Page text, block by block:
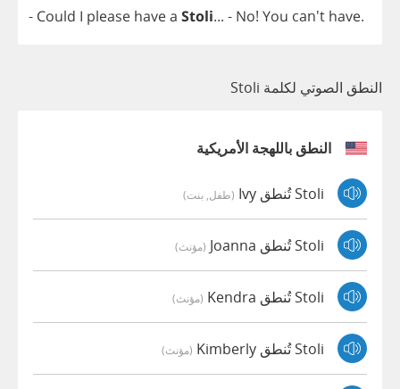
- Could I please havea Stoli... - No! You can't have.
النطق الصوتي لكلمة Stoli
النطق باللهجة الأمريكية
Stoli تُنطق Ivy (طفل, بنت)
Stoli تُنطق Joanna (مؤنث)
Stoli تُنطق Kendra (مؤنث)
Stoli تُنطق Kimberly (مؤنث)